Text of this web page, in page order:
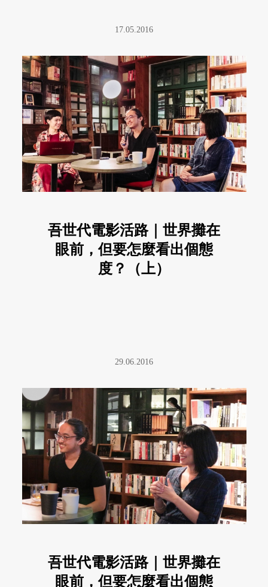
17.05.2016
吾世代電影活路｜世界攤在
眼前，但要怎麼看出個態
度？（上）
29.06.2016
吾世代電影活路｜世界攤在
眼前，但要怎麼看出個態